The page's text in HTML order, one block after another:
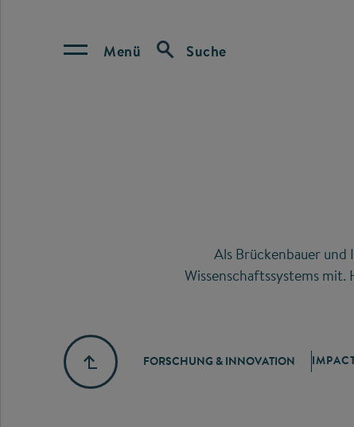
Menü Suche
Als Brückenbauer
Wissenschaftssystems
FORSCHUNG & INNOVATION